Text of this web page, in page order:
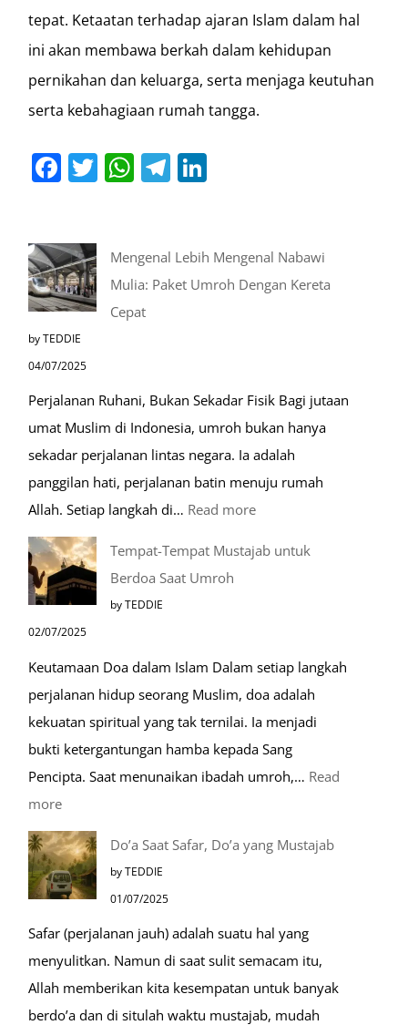
tepat. Ketaatan terhadap ajaran Islam dalam hal
ini akan membawa berkah dalam kehidupan
pernikahan dan keluarga, serta menjaga keutuhan
serta kebahagiaan rumah tangga.
Facebook
Twitter
WhatsApp
Telegram
Mengenal Lebih Mengenal Nabawi
Mulia: Paket Umroh Dengan Kereta
Cepat
by TEDDIE
04/07/2025
Perjalanan Ruhani, Bukan Sekadar Fisik Bagi jutaan
umat Muslim di Indonesia, umroh bukan hanya
sekadar perjalanan lintas negara. Ia adalah
panggilan hati, perjalanan batin menuju rumah
Allah. Setiap langkah di… Read more:
Paket
Umroh
Dengan
Kereta
Cepat
Tempat-Tempat Mustajab untuk
Berdoa Saat Umroh
by TEDDIE
02/07/2025
Keutamaan Doa dalam Islam Dalam setiap langkah
perjalanan hidup seorang Muslim, doa adalah
kekuatan spiritual yang tak ternilai. Ia menjadi
bukti ketergantungan hamba kepada Sang
Pencipta. Saat menunaikan ibadah umroh,… Read
more:
Tempat-
Tempat
Mustajab
Berdoa
Saat
Umroh
Do’a Saat Safar, Do’a yang Mustajab
by TEDDIE
01/07/2025
Safar (perjalanan jauh) adalah suatu hal yang
menyulitkan. Namun di saat sulit semacam itu,
Allah memberikan kita kesempatan untuk banyak
berdo’a dan di situlah waktu mustajab, mudah